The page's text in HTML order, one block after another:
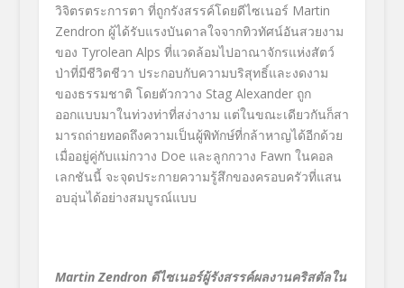
วิจิตรตระการตา ที่ถูกรังสรรค์โดยดีไซเนอร์ Martin
Zendron ผู้ได้รับแรงบันดาลใจจากทิวทัศน์อันสวยงาม
ของ Tyrolean Alps ที่แวดล้อมไปอาณาจักรแห่งสัตว์
ป่าที่มีชีวิตชีวา ประกอบกับความบริสุทธิ์และงดงาม
ของธรรมชาติ โดยตัวกวาง Stag Alexander ถูก
ออกแบบมาในท่วงท่าที่สง่างาม แต่ในขณะเดียวกันก็สา
มารถถ่ายทอดถึงความเป็นผู้พิทักษ์ที่กล้าหาญได้อีกด้วย
เมื่ออยู่คู่กับแม่กวาง Doe และลูกกวาง Fawn ในคอล
เลกชันนี้ จะจุดประกายความรู้สึกของครอบครัวที่แสน
อบอุ่นได้อย่างสมบูรณ์แบบ
Martin Zendron ดีไซเนอร์ผู้รังสรรค์ผลงานคริสตัลใน